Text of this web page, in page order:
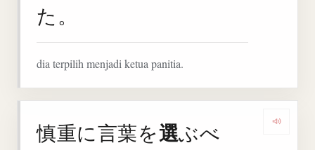
た。
dia terpilih menjadi ketua panitia.
慎重に言葉を選ぶべ